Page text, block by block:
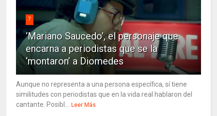
7
‘Mariano Saucedo’, el personaje que
encarna a periodistas que se la
‘montaron’ a Diomedes
Aunque no representa a una persona específica, sí tiene
similitudes con periodistas que en la vida real hablaron del
cantante. Posibl...
Leer Más